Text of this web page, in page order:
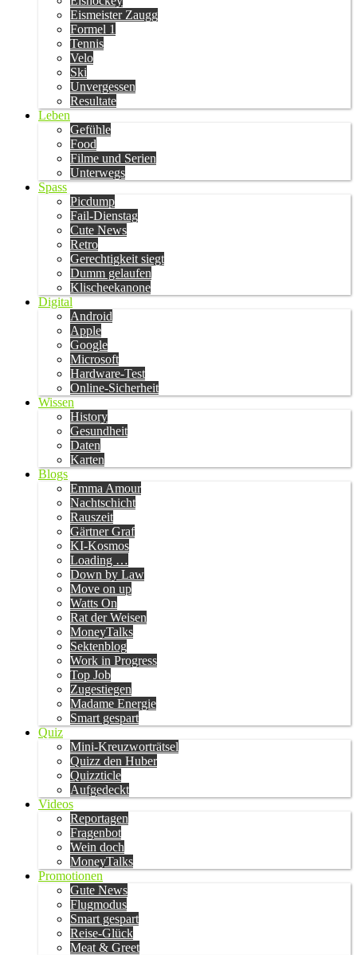
Eismeister Zaugg
Formel 1
Tennis
Velo
Ski
Unvergessen
Resultate
Leben
Gefühle
Food
Filme und Serien
Unterwegs
Spass
Picdump
Fail-Dienstag
Cute News
Retro
Gerechtigkeit siegt
Dumm gelaufen
Klischeekanone
Digital
Android
Apple
Google
Microsoft
Hardware-Test
Online-Sicherheit
Wissen
History
Gesundheit
Daten
Karten
Blogs
Emma Amour
Nachtschicht
Rauszeit
Gärtner Graf
KI-Kosmos
Loading …
Down by Law
Move on up
Watts On
Rat der Weisen
MoneyTalks
Sektenblog
Work in Progress
Top Job
Zugestiegen
Madame Energie
Smart gespart
Quiz
Mini-Kreuzworträtsel
Quizz den Huber
Quizzticle
Aufgedeckt
Videos
Reportagen
Fragenbot
Wein doch
MoneyTalks
Promotionen
Gute News
Flugmodus
Smart gespart
Reise-Glück
Meat & Greet